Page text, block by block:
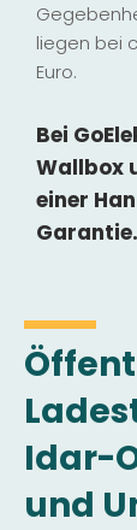
liegen bei
Euro.
Bei
Wallbox
einer
Garantie.
Idar-
und